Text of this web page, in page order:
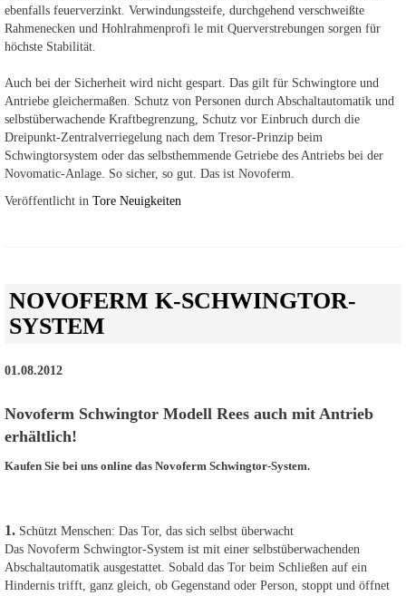
ebenfalls feuerverzinkt. Verwindungssteife, durchgehend verschweißte
Rahmenecken und Hohlrahmenprofi le mit Querverstrebungen sorgen für
höchste Stabilität.
Auch bei der Sicherheit wird nicht gespart. Das gilt für Schwingtore und
Antriebe gleichermaßen. Schutz von Personen durch Abschaltautomatik und
selbstüberwachende Kraftbegrenzung, Schutz vor Einbruch durch die
Dreipunkt-Zentralverriegelung nach dem Tresor-Prinzip beim
Schwingtorsystem oder das selbsthemmende Getriebe des Antriebs bei der
Novomatic-Anlage. So sicher, so gut. Das ist Novoferm.
Veröffentlicht in Tore Neuigkeiten
NOVOFERM K-SCHWINGTOR-
SYSTEM
01.08.2012
Novoferm Schwingtor Modell Rees auch mit Antrieb
erhältlich!
Kaufen Sie bei uns online das Novoferm Schwingtor-System.
1. Schützt Menschen: Das Tor, das sich selbst überwacht
Das Novoferm Schwingtor-System ist mit einer selbstüberwachenden
Abschaltautomatik ausgestattet. Sobald das Tor beim Schließen auf ein
Hindernis trifft, ganz gleich, ob Gegenstand oder Person, stoppt und öffnet